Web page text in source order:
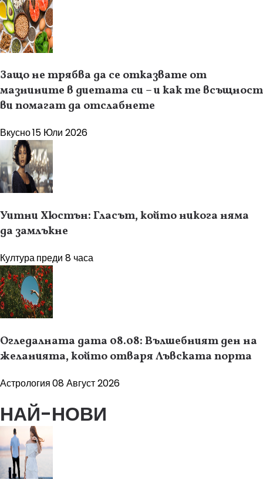
Защо не трябва да се отказвате от
мазнините в диетата си – и как те всъщност
ви помагат да отслабнете
Вкусно15 Юли 2026
Уитни Хюстън: Гласът, който никога няма
да замлъкне
Културапреди 8 часа
Огледалната дата 08.08: Вълшебният ден на
желанията, който отваря Лъвската порта
Астрология08 Август 2026
НАЙ-НОВИ